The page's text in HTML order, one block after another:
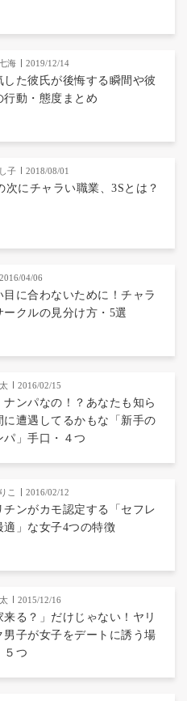
海 2019/12/14
した彼氏が後悔する瞬間や彼
行動・態度まとめ
子 2018/08/01
次にチャラい職業、3Sとは？
2016/04/06
目に合わないために！チャラ
ークルの見分け方・5選
2016/02/15
ナンパなの！？あなたも知ら
に遭遇してるかもな「新手の
パ」手口・４つ
こ 2016/02/12
チンがカモ認定する「セフレ
適」な女子4つの特徴
2015/12/16
来る？」だけじゃない！ヤリ
男子が女子をデートに誘う場
５つ